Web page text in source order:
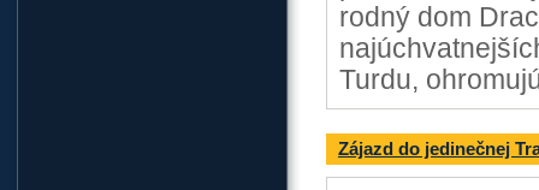
rodný dom
Turdu,
Zájazd do jedinečnej